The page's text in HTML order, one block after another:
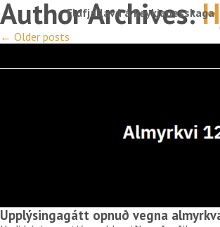
Eldfjallavá á Reykjanesskaga
Author Archives:
← Older posts
Upplýsingagátt opnuð vegna